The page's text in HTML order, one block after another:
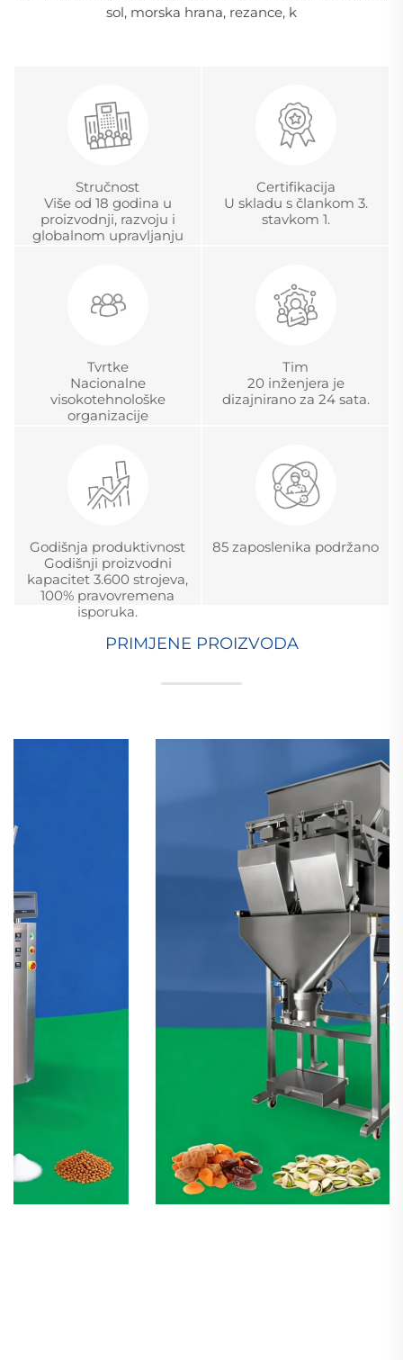
sol, morska hrana, rezance, k
Stručnost
Više od 18 godina u
proizvodnji, razvoju i
globalnom upravljanju
Certifikacija
U skladu s člankom 3.
stavkom 1.
Tvrtke
Nacionalne
visokotehnološke
organizacije
Tim
20 inženjera je
dizajnirano za 24 sata.
Godišnja produktivnost
Godišnji proizvodni
kapacitet 3.600 strojeva,
100% pravovremena
isporuka.
85 zaposlenika podržano
PRIMJENE PROIZVODA